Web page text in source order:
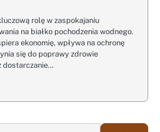
rolę w zaspokajaniu
na białko pochodzenia wodnego.
ekonomię, wpływa na ochronę
się do poprawy zdrowie
dostarczanie…